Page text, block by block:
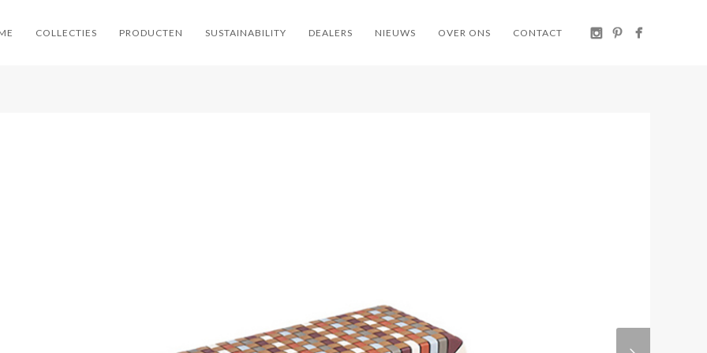
COLLECTIES PRODUCTEN SUSTAINABILITY DEALERS NIEUWS OVER ONS CONTACT